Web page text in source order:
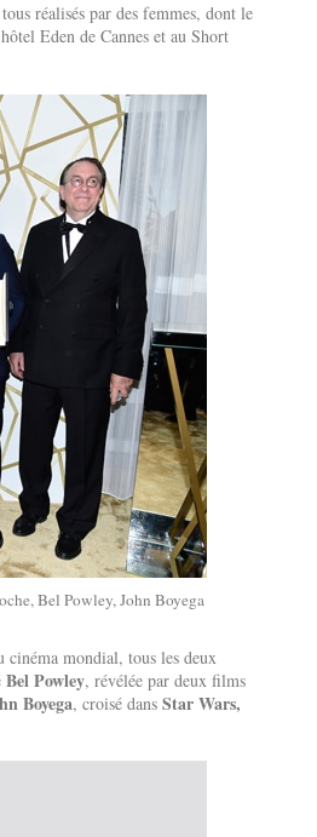
réalisés par des femmes, dont le
Eden de Cannes et au Short
Bel Powley, John Boyega
cinéma mondial, tous les deux
Bel Powley, révélée par deux films
Boyega, croisé dans Star Wars,